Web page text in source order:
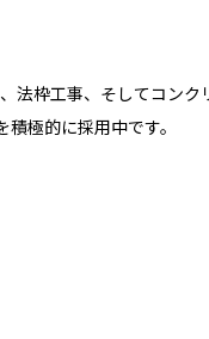
法枠工事、そしてコンク
極的に採用中です。